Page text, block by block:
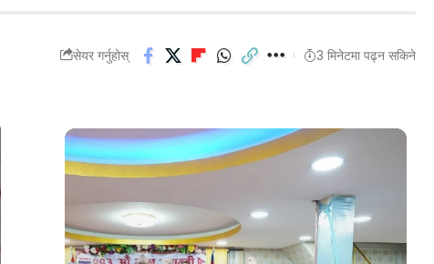
सेयर गर्नुहोस् 3 मिनेटमा पढ्न सकिने